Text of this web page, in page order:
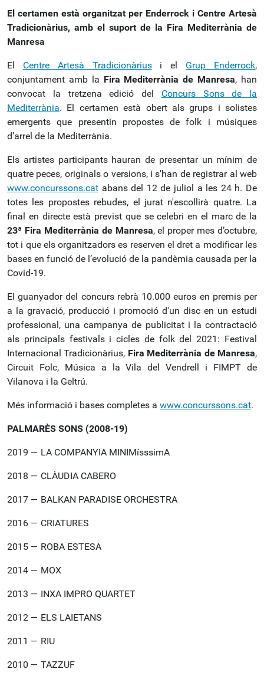
El certamen està organitzat per Enderrock i Centre Artesà
Tradicionàrius, amb el suport de la Fira Mediterrània de
Manresa
El Centre Artesà Tradicionàriusi el Grup Enderrock,
conjuntament amb la Fira Mediterrània de Manresa, han
convocat la tretzena edició del Concurs Sons de la
Mediterrània. El certamen està obert als grups i solistes
emergents que presentin propostes de folk i músiques
d’arrel de la Mediterrània.
Els artistes participants hauran de presentar un mínim de
quatre peces, originals o versions, i s'han de registrar al web
www.concurssons.cat abans del 12 de juliol a les 24 h. De
totes les propostes rebudes, el jurat n'escollirà quatre. La
final en directe està previst que se celebri en el marc de la
23ª Fira Mediterrània de Manresa, el proper mes d’octubre,
tot i que els organitzadors es reserven el dret a modificar les
bases en funció de l’evolució de la pandèmia causada per la
Covid-19.
El guanyador del concurs rebrà 10.000 euros en premis per
a la gravació, producció i promoció d'un disc en un estudi
professional, una campanya de publicitat i la contractació
als principals festivals i cicles de folk del 2021: Festival
Internacional Tradicionàrius, Fira Mediterrània de Manresa,
Circuit Folc, Música a la Vila del Vendrell i FIMPT de
Vilanova i la Geltrú.
Més informació i bases completes a www.concurssons.cat.
PALMARÈS SONS (2008-19)
2019 — LA COMPANYIA MINIMísssimA
2018 — CLÀUDIA CABERO
2017 — BALKAN PARADISE ORCHESTRA
2016 — CRIATURES
2015 — ROBA ESTESA
2014 — MOX
2013 — INXA IMPRO QUARTET
2012 — ELS LAIETANS
2011 — RIU
2010 — TAZZUF